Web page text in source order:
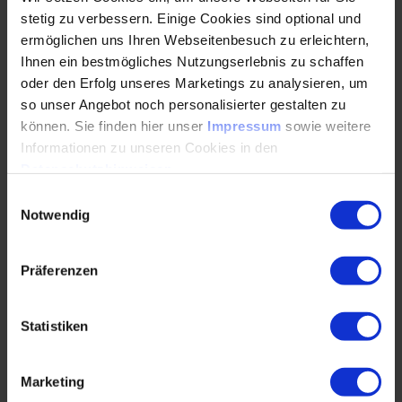
stetig zu verbessern. Einige Cookies sind optional und
ermöglichen uns Ihren Webseitenbesuch zu erleichtern,
Ihnen ein bestmögliches Nutzungserlebnis zu schaffen
oder den Erfolg unseres Marketings zu analysieren, um
so unser Angebot noch personalisierter gestalten zu
können. Sie finden hier unser Impressum sowie weitere
Informationen zu unseren Cookies in den
Notwendig
Präferenzen
Statistiken
Marketing
Zielgruppe
Diese Masterclass richtet sich an Projektverantwortliche
wie Projektleiter*innen, Teamleiter*innen und PMOs.
Ebenso profitieren technische Projektmitarbeitende
sowie Innovations- und Digitalisierungsmanager*innen
von den Inhalten. Die Veranstaltung ist ideal für alle
Fach- und Führungskräfte, die durch den gezielten Einsatz
Arbeitsweise auf das nächste Level heben und
Deine Expertin mit Praxis-Erfahrung in der KI-